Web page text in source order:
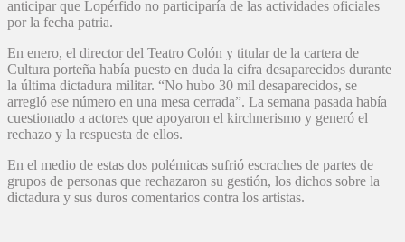
anticipar que Lopérfido no participaría de las actividades oficiales
por la fecha patria.
En enero, el director del Teatro Colón y titular de la cartera de
Cultura porteña había puesto en duda la cifra desaparecidos durante
la última dictadura militar. “No hubo 30 mil desaparecidos, se
arregló ese número en una mesa cerrada”. La semana pasada había
cuestionado a actores que apoyaron el kirchnerismo y generó el
rechazo y la respuesta de ellos.
En el medio de estas dos polémicas sufrió escraches de partes de
grupos de personas que rechazaron su gestión, los dichos sobre la
dictadura y sus duros comentarios contra los artistas.